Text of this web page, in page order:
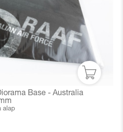
Base - Australia
alap